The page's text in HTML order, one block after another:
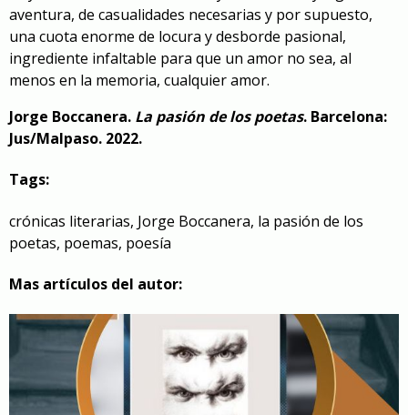
aventura, de casualidades necesarias y por supuesto,
una cuota enorme de locura y desborde pasional,
ingrediente infaltable para que un amor no sea, al
menos en la memoria, cualquier amor.
Jorge Boccanera. La pasión de los poetas. Barcelona:
Jus/Malpaso. 2022.
Tags:
crónicas literarias, Jorge Boccanera, la pasión de los
poetas, poemas, poesía
Mas artículos del autor: